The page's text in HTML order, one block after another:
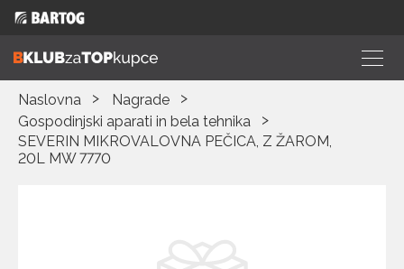
Naslovna
Nagrade
Gospodinjski aparati in bela tehnika
SEVERIN MIKROVALOVNA PEČICA, Z ŽAROM,
20L MW 7770